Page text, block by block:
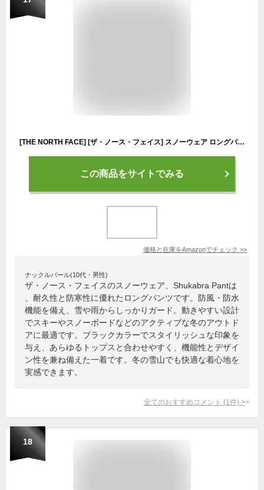
[THE NORTH FACE] [ザ・ノース・フェイス] スノーウェア ロングパンツ Shukabra Pant ブラック XL
この商品をサイトでみる
価格と在庫をAmazonでチェック >>
ナックルバール(10代・男性)
ザ・ノース・フェイスのスノーウェア、Shukabra Pantは
、耐久性と防寒性に優れたロングパンツです。防風・防水
機能を備え、雪や雨からしっかりガード。動きやすい設計
でスキーやスノーボードなどのアクティブな冬のアウトド
アに最適です。ブラックカラーでスタイリッシュな印象を
与え、あらゆるトップスと合わせやすく、機能性とデザイ
ン性を兼ね備えた一着です。冬の雪山でも快適な着心地を
実感できます。
全てのおすすめコメント (1 件) >
18